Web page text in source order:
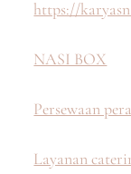
https://
NASI BOX
Persewaan
Layanan